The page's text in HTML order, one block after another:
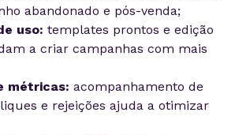
abandonado e pós-venda;
uso: templates prontos e edição
a criar campanhas com mais
métricas: acompanhamento de
e rejeições ajuda a otimizar